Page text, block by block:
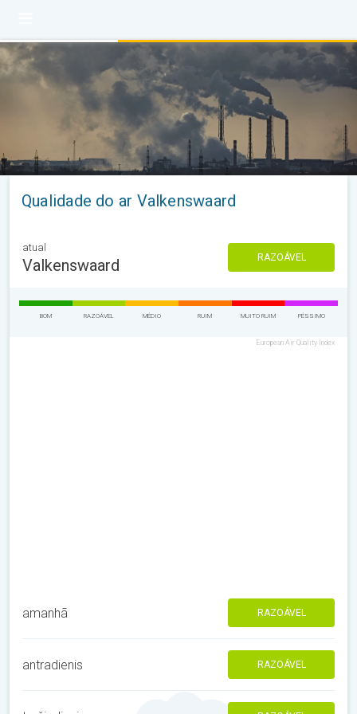
Qualidade do ar Valkenswaard
atual
Valkenswaard RAZOÁVEL
BOM RAZOÁVEL MÉDIO RUIM MUITO RUIM PÉSSIMO
European Air Quality Index
amanhã RAZOÁVEL
antradienis RAZOÁVEL